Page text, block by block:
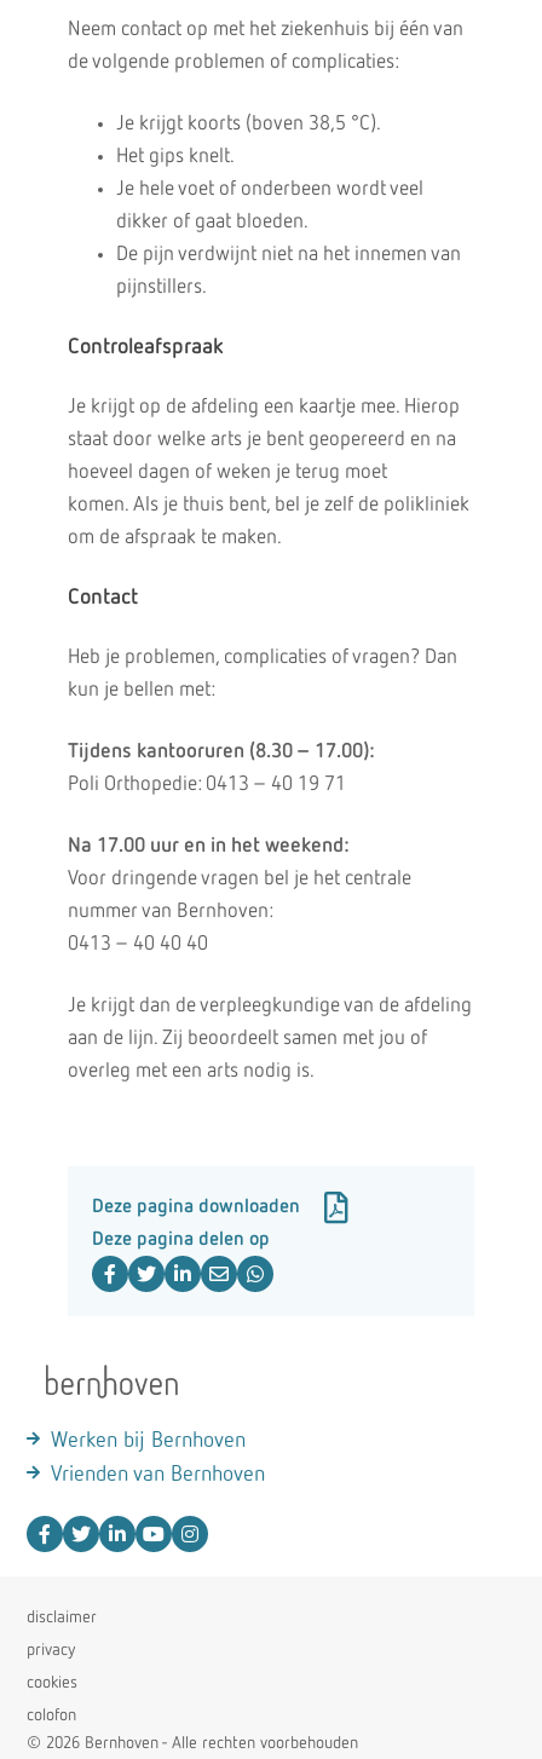
Neem contact op met het ziekenhuis bij één van
de volgende problemen of complicaties:
Je krijgt koorts (boven 38,5 °C).
Het gips knelt.
Je hele voet of onderbeen wordt veel
dikker of gaat bloeden.
De pijn verdwijnt niet na het innemen van
pijnstillers.
Controleafspraak
Je krijgt op de afdeling een kaartje mee. Hierop
staat door welke arts je bent geopereerd en na
hoeveel dagen of weken je terug moet
komen. Als je thuis bent, bel je zelf de polikliniek
om de afspraak te maken.
Contact
Heb je problemen, complicaties of vragen? Dan
kun je bellen met:
Tijdens kantooruren (8.30 – 17.00):
Poli Orthopedie: 0413 – 40 19 71
Na 17.00 uur en in het weekend:
Voor dringende vragen bel je het centrale
nummer van Bernhoven:
0413 – 40 40 40
Je krijgt dan de verpleegkundige van de afdeling
aan de lijn. Zij beoordeelt samen met jou of
overleg met een arts nodig is.
Deze pagina downloaden
Deze pagina delen op
Werken bij Bernhoven
Vrienden van Bernhoven
disclaimer
privacy
cookies
colofon
© 2026 Bernhoven - Alle rechten voorbehouden